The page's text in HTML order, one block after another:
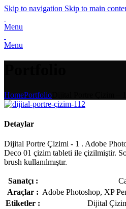
Skip to navigation Skip to main
Menu
Menu
HomePortfolio
Detaylar
Dijital Portre Çizimi - 1 . Adobe
Deco 01 çizim tableti ile çizilmiştir.
brush kullanılmıştır.
Sanatçı :
Araçlar : Adobe Photoshop, XP
Etiketler :
Dijital